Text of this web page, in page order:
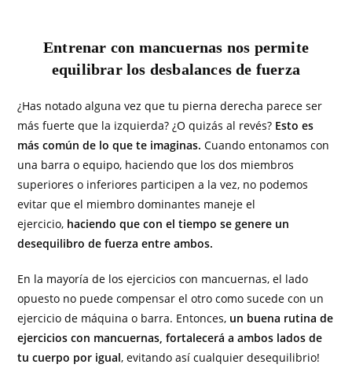
Entrenar con mancuernas nos permite
equilibrar los desbalances de fuerza
¿Has notado alguna vez que tu pierna derecha parece ser
más fuerte que la izquierda? ¿O quizás al revés? Esto es
más común de lo que te imaginas. Cuando entonamos con
una barra o equipo, haciendo que los dos miembros
superiores o inferiores participen a la vez, no podemos
evitar que el miembro dominantes maneje el
ejercicio, haciendo que con el tiempo se genere un
desequilibro de fuerza entre ambos.
En la mayoría de los ejercicios con mancuernas, el lado
opuesto no puede compensar el otro como sucede con un
ejercicio de máquina o barra. Entonces, un buena rutina de
ejercicios con mancuernas, fortalecerá a ambos lados de
tu cuerpo por igual, evitando así cualquier desequilibrio!